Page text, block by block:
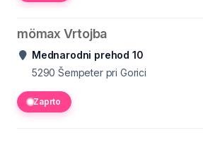
mömax Vrtojba
Mednarodni prehod 10
5290 Šempeter pri Gorici
Zaprto